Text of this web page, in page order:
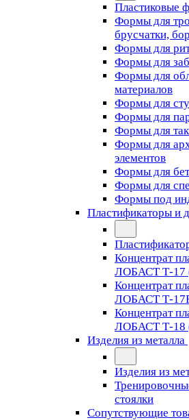
Пластиковые
Формы для
брусчатки,
Формы для
Формы для
Формы для
материалов
Формы для
Формы для
Формы для
Формы для
элементов
Формы для
Формы для
Формы под
Пластификаторы и
Концентрат
ЛОБАСТ Т-17
Концентрат
ЛОБАСТ Т-
Концентрат
ЛОБАСТ Т-18
Изделия из металла
Изделия из
стоялки
Сопутствующие